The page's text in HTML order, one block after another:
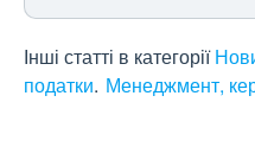
Інші статті в категорії
податки Менеджмент,